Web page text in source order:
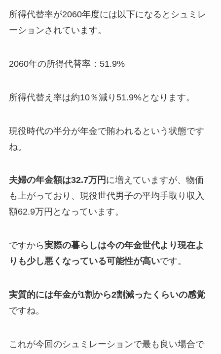
所得代替率が2060年度には以下になるとシュミレ
ーションされています。
2060年の所得代替率：51.9%
所得代替え率は約10％減り51.9%となります。
現役時代の半分が年金で賄われるという状態です
ね。
夫婦の年金額は32.7万円 に増えていますが、物価
も上がっており、現役世代男子の平均手取り収入
額62.9万円となっています。
ですから実際の暮らしは今の年金世代より現在よ
りも少し悪くなっている可能性が高いです。
実質的には年金が1割から2割減ったくらいの感覚
ですね。
これが今回のシュミレーションで最も良い場合で